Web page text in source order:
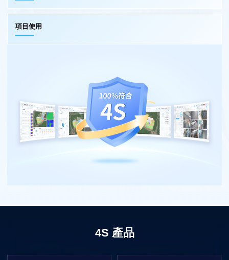
項目使用
4S 產品